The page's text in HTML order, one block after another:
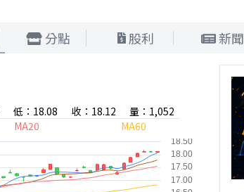
分點 股利 新聞
低：18.08 收：18.12
量：1,052
MA20 MA60